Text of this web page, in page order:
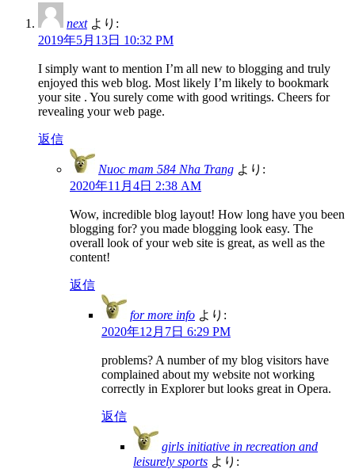
next より:
2019年5月13日 10:32 PM
I simply want to mention I’m all new to blogging and truly
enjoyed this web blog. Most likely I’m likely to bookmark
your site . You surely come with good writings. Cheers for
revealing your web page.
返信
Nuoc mam 584 Nha Trang より:
2020年11月4日 2:38 AM
Wow, incredible blog layout! How long have you been
blogging for? you made blogging look easy. The
overall look of your web site is great, as well as the
content!
返信
for more info より:
2020年12月7日 6:29 PM
problems? A number of my blog visitors have
complained about my website not working
correctly in Explorer but looks great in Opera.
返信
girls initiative in recreation and
leisurely sports より: